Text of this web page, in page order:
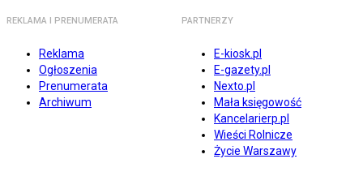
REKLAMA I PRENUMERATA
Reklama
Ogłoszenia
Prenumerata
Archiwum
PARTNERZY
E-kiosk.pl
E-gazety.pl
Nexto.pl
Mała księgowość
Kancelarierp.pl
Wieści Rolnicze
Życie Warszawy